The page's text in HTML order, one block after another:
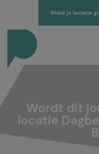
Meld je locatie
Wordt dit
locatie